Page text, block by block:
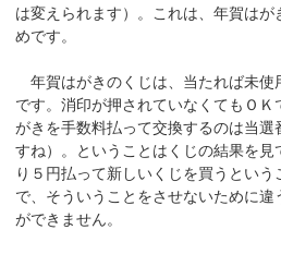
は変えられます）。これは、年賀はが
めです。
年賀はがきのくじは、当たれば未使
です。消印が押されていなくてもＯ
がきを手数料払って交換するのは当
すね）。ということはくじの結果を見
り５円払って新しいくじを買うとい
で、そういうことをさせないために
ができません。